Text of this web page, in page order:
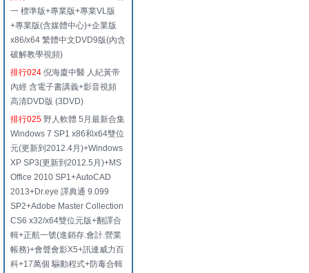
一 標準版+專業版+專業VL版
+專業版(含媒體中心)+企業版
x86/x64 繁體中文DVD9版(內含
破解教學視頻)
排行024 倪海廈中醫 人紀黃帝
內經 含電子書講義+影音視頻
高清DVD版 (3DVD)
排行025 野人軟體 5月最新合集
Windows 7 SP1 x86和x64雙位
元(更新到2012.4月)+Windows
XP SP3(更新到2012.5月)+MS
Office 2010 SP1+AutoCAD
2013+Dr.eye 譯典通 9.099
SP2+Adobe Master Collection
CS6 x32/x64雙位元版+翻譯合
輯+正航一號(進銷存.會計.營業
帳務)+會聲會影X5+訊連威力百
科+17萬個 驅動程式+防毒合輯